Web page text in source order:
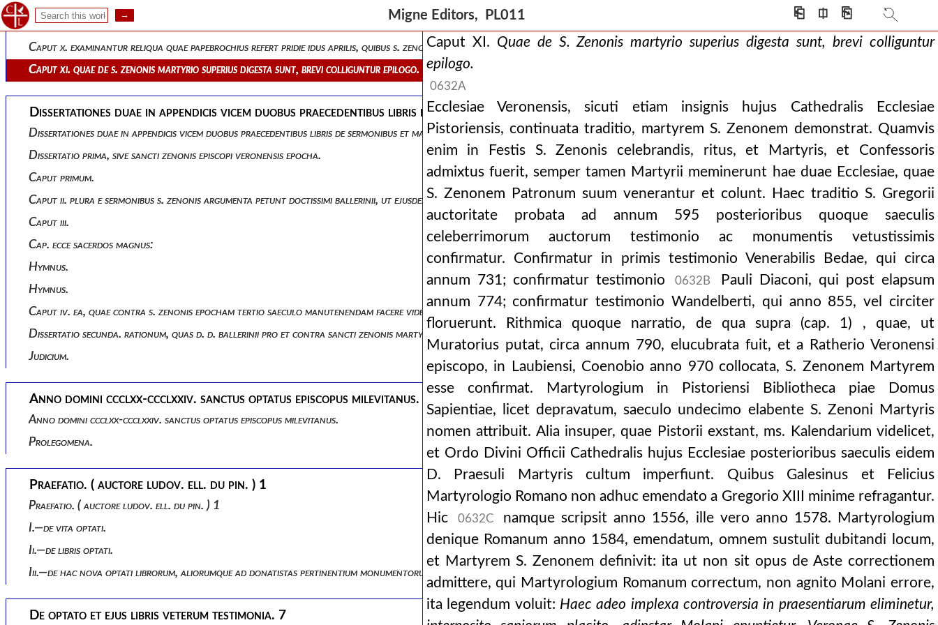
Migne Editors, PL011 ⎗ ⎅ ⎘
Caput ix. quam leviter dupinius et tillemontius, s. zenonem non martyrem, sed confessorem jactitent.
Caput x. examinantur reliqua quae papebrochius refert pridie idus aprilis, quibus s. zeno confessor asseritur.
Caput xi. quae de s. zenonis martyrio superius digesta sunt, brevi colliguntur epilogo.
Dissertationes duae in appendicis vicem duobus praecedentibus libris de sermonibus et martyrio s. zenonis superadditae, auctore francisco bonacchi.
Dissertationes duae in appendicis vicem duobus praecedentibus libris de sermonibus et martyrio s. zenonis superadditae, auctore francisco bonacchi.
Dissertatio prima, sive sancti zenonis episcopi veronensis epocha.
Caput primum.
Caput ii. plura e sermonibus s. zenonis argumenta petunt doctissimi ballerinii, ut ejusdem epocham quarto saeculo astruant: potiora circa arianorum er
Caput iii.
Cap. ecce sacerdos magnus:
Hymnus.
Hymnus.
Caput iv. ea, quae contra s. zenonis epocham tertio saeculo manutenendam facere videbantur, sublata jam esse confidimus eamdem nunc tertio saeculo co
Dissertatio secunda. rationum, quas d. d. ballerinii pro et contra sancti zenonis martyrium afferunt, examen et judicium.
Judicium.
Anno domini ccclxx-ccclxxiv. sanctus optatus episcopus milevitanus.
Anno domini ccclxx-ccclxxiv. sanctus optatus episcopus milevitanus.
Prolegomena.
Praefatio. ( auctore ludov. ell. du pin. ) 1
Praefatio. ( auctore ludov. ell. du pin. ) 1
I.—de vita optati.
Ii.—de libris optati.
Iii.—de hac nova optati librorum, aliorumque ad donatistas pertinentium monumentorum editione.
De optato et ejus libris veterum testimonia. 7
Caput XI. Quae de S. Zenonis martyrio superius digesta sunt, brevi colliguntur
epilogo.
0632A
Ecclesiae Veronensis, sicuti etiam insignis hujus Cathedralis Ecclesiae
Pistoriensis, continuata traditio, martyrem S. Zenonem demonstrat. Quamvis
enim in Festis S. Zenonis celebrandis, ritus, et Martyris, et Confessoris
admixtus fuerit, semper tamen Martyrii meminerunt hae duae Ecclesiae, quae
S. Zenonem Patronum suum venerantur et colunt. Haec traditio S. Gregorii
auctoritate probata ad annum 595 posterioribus quoque saeculis
celeberrimorum auctorum testimonio ac monumentis vetustissimis
confirmatur. Confirmatur in primis testimonio Venerabilis Bedae, qui circa
annum 731; confirmatur testimonio
0632B
Pauli Diaconi, qui post elapsum
annum 774; confirmatur testimonio Wandelberti, qui anno 855, vel circiter
floruerunt. Rithmica quoque narratio, de qua supra (cap. 1) , quae, ut
Muratorius putat, circa annum 790, elucubrata fuit, et a Ratherio Veronensi
episcopo, in Laubiensi, Coenobio anno 970 collocata, S. Zenonem Martyrem
esse confirmat. Martyrologium in Pistoriensi Bibliotheca piae Domus
Sapientiae, licet depravatum, saeculo undecimo elabente S. Zenoni Martyris
nomen attribuit. Alia insuper, quae Pistorii exstant, ms. Kalendarium videlicet,
et Ordo Divini Officii Cathedralis hujus Ecclesiae posterioribus saeculis eidem
D. Praesuli Martyris cultum imperfiunt. Quibus Galesinus et Felicius
Martyrologio Romano non adhuc emendato a Gregorio XIII minime refragantur.
Hic
0632C
namque scripsit anno 1556, ille vero anno 1578. Martyrologium
denique Romanum anno 1584, emendatum, omnem sustulit dubitandi locum,
et Martyrem S. Zenonem definivit: ita ut non sit opus de Aste correctionem
admittere, qui Martyrologium Romanum correctum, non agnito Molani errore,
ita legendum voluit: Haec adeo implexa controversia in praesentiarum eliminetur,